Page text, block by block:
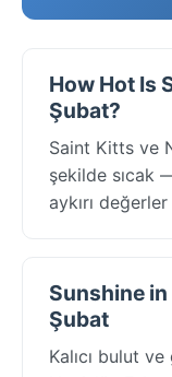
How Hot Is
Şubat?
Saint Kitts ve
şekilde sıcak
aykırı
Sunshine
Şubat
Kalıcı bulut